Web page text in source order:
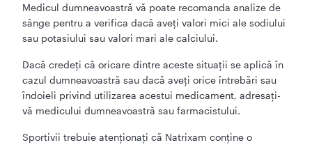
Medicul dumneavoastră vă poate recomanda analize de
sânge pentru a verifica dacă aveţi valori mici ale sodiului
sau potasiului sau valori mari ale calciului.
Dacă credeţi că oricare dintre aceste situaţii se aplică în
cazul dumneavoastră sau dacă aveţi orice întrebări sau
îndoieli privind utilizarea acestui medicament, adresaţi-
vă medicului dumneavoastră sau farmacistului.
Sportivii trebuie atenţionaţi că Natrixam conţine o